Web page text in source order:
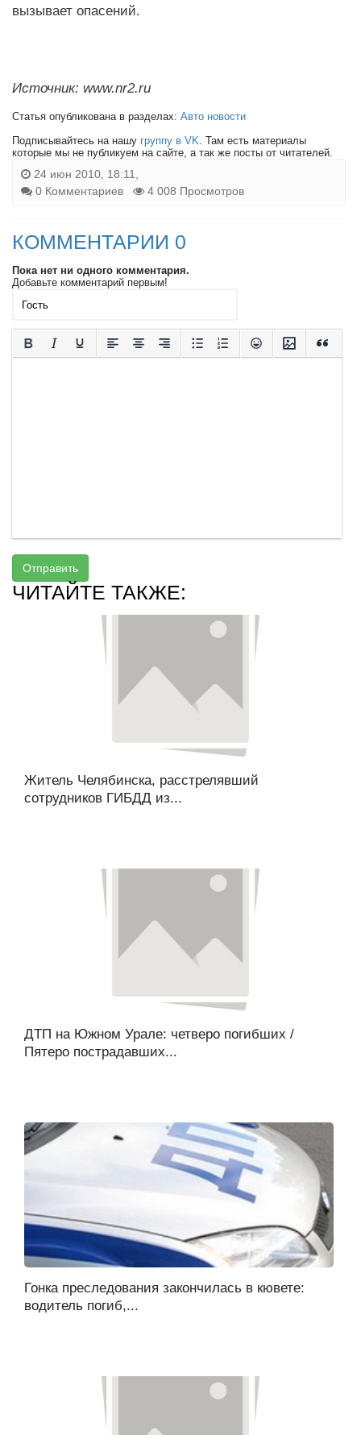
вызывает опасений.
Источник: www.nr2.ru
Статья опубликована в разделах: Авто новости
Подписывайтесь на нашу группу в VK. Там есть материалы
которые мы не публикуем на сайте, а так же посты от читателей.
24 июн 2010, 18:11,
0 Комментариев
4 008 Просмотров
КОММЕНТАРИИ 0
Пока нет ни одного комментария.
Добавьте комментарий первым!
Отправить
ЧИТАЙТЕ ТАКЖЕ:
Житель Челябинска, расстрелявший
сотрудников ГИБДД из...
ДТП на Южном Урале: четверо погибших /
Пятеро пострадавших...
Гонка преследования закончилась в кювете:
водитель погиб,...